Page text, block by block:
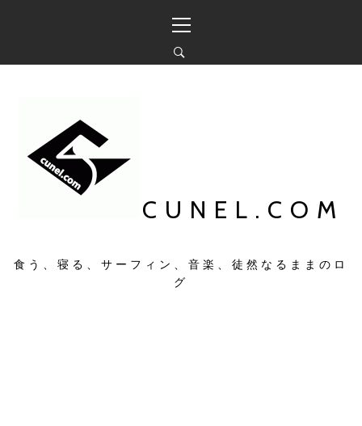
ン
イ
ン
メ
CUNEL.COM
食う、寝る、サーフィン、音楽、徒然なるままのロ
グ